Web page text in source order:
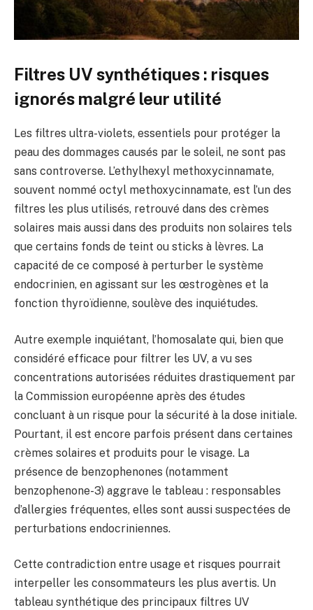
Filtres UV synthétiques : risques
ignorés malgré leur utilité
Les filtres ultra-violets, essentiels pour protéger la
peau des dommages causés par le soleil, ne sont pas
sans controverse. L’ethylhexyl methoxycinnamate,
souvent nommé octyl methoxycinnamate, est l’un des
filtres les plus utilisés, retrouvé dans des crèmes
solaires mais aussi dans des produits non solaires tels
que certains fonds de teint ou sticks à lèvres. La
capacité de ce composé à perturber le système
endocrinien, en agissant sur les œstrogènes et la
fonction thyroïdienne, soulève des inquiétudes.
Autre exemple inquiétant, l’homosalate qui, bien que
considéré efficace pour filtrer les UV, a vu ses
concentrations autorisées réduites drastiquement par
la Commission européenne après des études
concluant à un risque pour la sécurité à la dose initiale.
Pourtant, il est encore parfois présent dans certaines
crèmes solaires et produits pour le visage. La
présence de benzophenones (notamment
benzophenone-3) aggrave le tableau : responsables
d’allergies fréquentes, elles sont aussi suspectées de
perturbations endocriniennes.
Cette contradiction entre usage et risques pourrait
interpeller les consommateurs les plus avertis. Un
tableau synthétique des principaux filtres UV